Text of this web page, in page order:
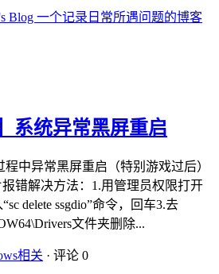
Blog 一个记录日常所遇问题的博客
系统异常黑屏重启
中异常黑屏重启（特别游戏过后）
错解决方法：1.用管理员权限打开
delete ssgdio”命令，回车3.去
文件夹删除...
相关 · 评论 0